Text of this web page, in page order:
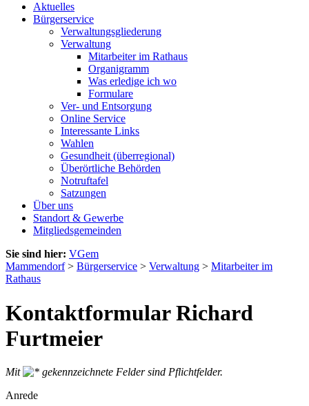
Aktuelles
Bürgerservice
Verwaltungsgliederung
Verwaltung
Mitarbeiter im Rathaus
Organigramm
Was erledige ich wo
Formulare
Ver- und Entsorgung
Online Service
Interessante Links
Wahlen
Gesundheit (überregional)
Überörtliche Behörden
Notruftafel
Satzungen
Über uns
Standort & Gewerbe
Mitgliedsgemeinden
Sie sind hier: VGem
Mammendorf> Bürgerservice > Verwaltung > Mitarbeiter im
Rathaus
Kontaktformular Richard
Furtmeier
Mit
gekennzeichnete Felder sind Pflichtfelder.
Anrede